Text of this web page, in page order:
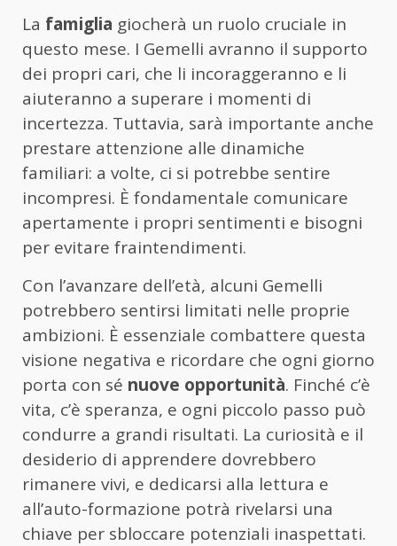
La famiglia giocherà un ruolo cruciale in
questo mese. I Gemelli avranno il supporto
dei propri cari, che li incoraggeranno e li
aiuteranno a superare i momenti di
incertezza. Tuttavia, sarà importante anche
prestare attenzione alle dinamiche
familiari: a volte, ci si potrebbe sentire
incompresi. È fondamentale comunicare
apertamente i propri sentimenti e bisogni
per evitare fraintendimenti.
Con l’avanzare dell’età, alcuni Gemelli
potrebbero sentirsi limitati nelle proprie
ambizioni. È essenziale combattere questa
visione negativa e ricordare che ogni giorno
porta con sé nuove opportunità. Finché c’è
vita, c’è speranza, e ogni piccolo passo può
condurre a grandi risultati. La curiosità e il
desiderio di apprendere dovrebbero
rimanere vivi, e dedicarsi alla lettura e
all’auto-formazione potrà rivelarsi una
chiave per sbloccare potenziali inaspettati.